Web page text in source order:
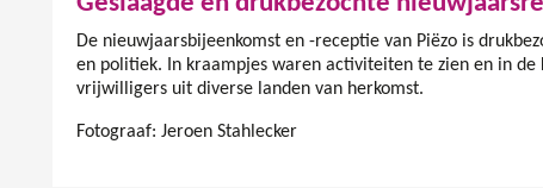
De nieuwjaarsbijeenkomst en -receptie van Piëzo is
en politiek. In kraampjes waren activiteiten te zien en in de
vrijwilligers uit diverse landen van herkomst.
Fotograaf: Jeroen Stahlecker